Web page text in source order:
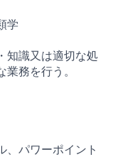
学
知識又は適切な処
務を行う。
、パワーポイント